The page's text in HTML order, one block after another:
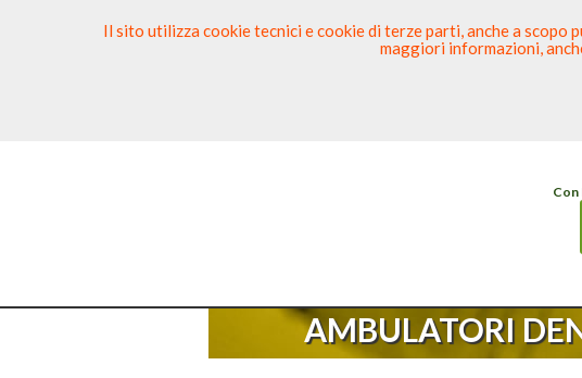
Elenco Dentista
Con
AMBULATORI
Il sito utilizza cookie tecnici e cookie di terze parti, anche a
maggiori informazioni,